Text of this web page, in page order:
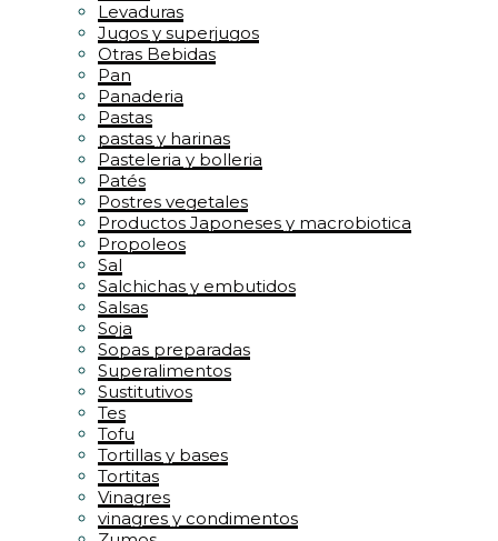
Levaduras
Jugos y superjugos
Otras Bebidas
Pan
Panaderia
Pastas
pastas y harinas
Pasteleria y bolleria
Patés
Postres vegetales
Productos Japoneses y macrobiotica
Propoleos
Sal
Salchichas y embutidos
Salsas
Soja
Sopas preparadas
Superalimentos
Sustitutivos
Tes
Tofu
Tortillas y bases
Tortitas
Vinagres
vinagres y condimentos